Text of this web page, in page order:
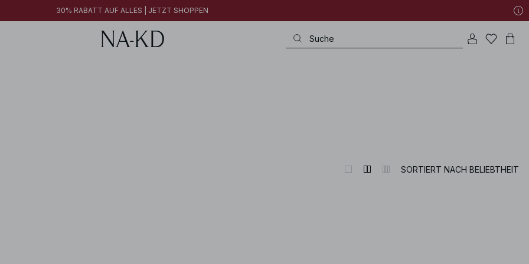
30% RABATT AUF ALLES | JETZT SHOPPEN
SORTIERT NACH BELIEBTHEIT